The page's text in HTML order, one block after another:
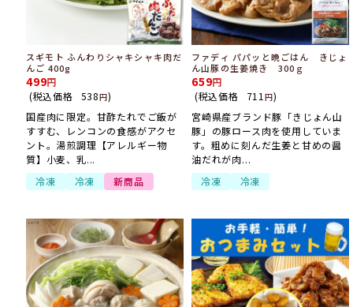
スギモト ふんわりシャキシャキ肉だ
んご 400g
499
(税込価格 538円)
国産肉に限定。甘酢たれでご飯が
すすむ、レンコンの食感がアクセ
ント。湯煎調理【アレルギー物
質】小麦、乳...
冷凍
冷凍 新商品
ファディ パパッと晩ごはん きじょ
ん山豚の生姜焼き 300ｇ
659
(税込価格 711 円)
宮崎県産ブランド豚「きじょん山
豚」の豚ロース肉を使用していま
す。粗めに刻んだ生姜と甘めの醤
油だれが肉...
冷凍
冷凍